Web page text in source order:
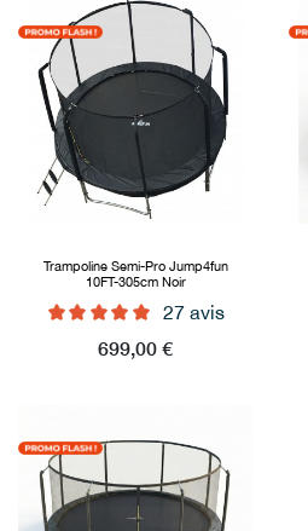
Trampoline Semi-Pro Jump4fun
10FT-305cm Noir
27 avis
Prix
699,00 €